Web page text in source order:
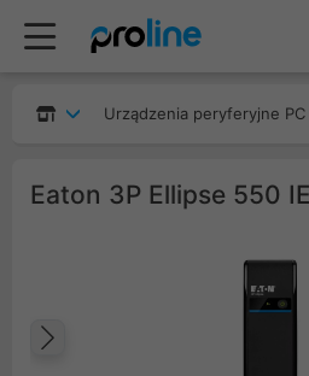
Urządzenia peryferyjne PC
Eaton 3P Ellipse 550